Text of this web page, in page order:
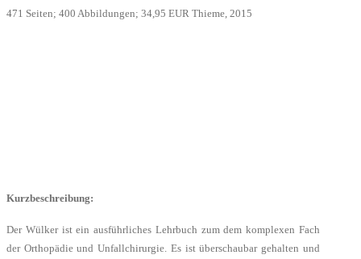
471 Seiten; 400 Abbildungen; 34,95 EUR Thieme, 2015
Kurzbeschreibung:
Der Wülker ist ein ausführliches Lehrbuch zum dem komplexen Fach
der Orthopädie und Unfallchirurgie. Es ist überschaubar gehalten und